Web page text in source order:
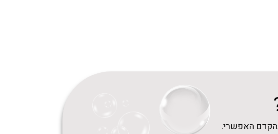
האפשרי.